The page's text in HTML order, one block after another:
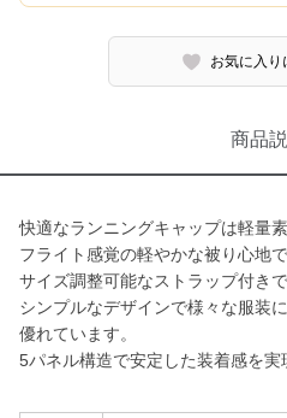
お気に入り
商品
快適なランニングキャップは軽量
フライト感覚の軽やかな被り心地
サイズ調整可能なストラップ付き
シンプルなデザインで様々な服装
優れています。
5パネル構造で安定した装着感を実